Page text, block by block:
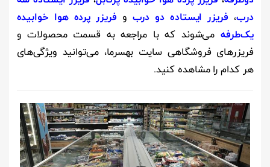
درب، فریزر ایستاده دو درب و فریزر پرده هوا خوابیده
یک‌طرفهمی‌شوند که با مراجعه به قسمت محصولات و
فریزرهای فروشگاهی سایت بهسرما، می‌توانید ویژگی‌های
هر کدام را مشاهده کنید.